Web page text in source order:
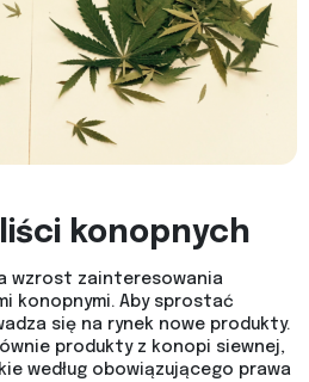
konopnych
wzrost zainteresowania
konopnymi. Aby sprostać
się na rynek nowe produkty.
produkty z konopi siewnej,
według obowiązującego prawa